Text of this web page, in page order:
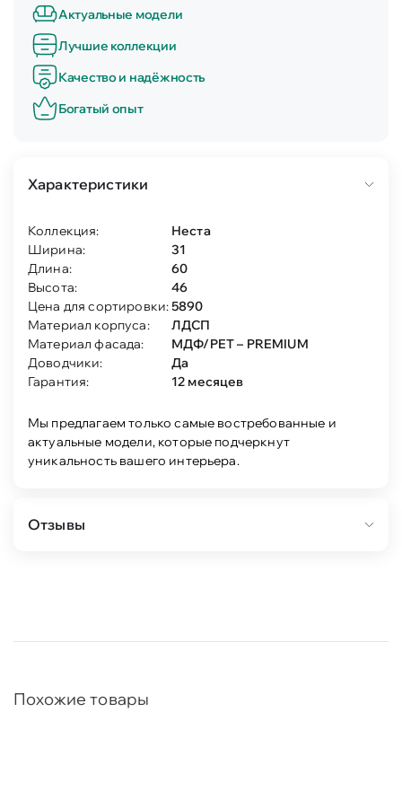
Актуальные модели
Лучшие коллекции
Качество и надёжность
Богатый опыт
Характеристики
Коллекция:
Неста
Ширина:
31
Длина:
60
Высота:
46
Цена для сортировки:5890
Материал корпуса:
ЛДСП
Материал фасада:
МДФ/PET – PREMIUM
Доводчики:
Да
Гарантия:
12 месяцев
Мы предлагаем только самые востребованные и
актуальные модели, которые подчеркнут
уникальность вашего интерьера.
Отзывы
Похожие товары